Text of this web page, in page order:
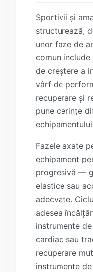
Sportivii și
structurează,
unor faze de
comun
de creștere a
vârf de
recuperare și
pune cerințe
Fazele axate
echipament
progresivă —
elastice sau
adecvate.
adesea
instrumente
cardiac sau
recuperare
instrumente